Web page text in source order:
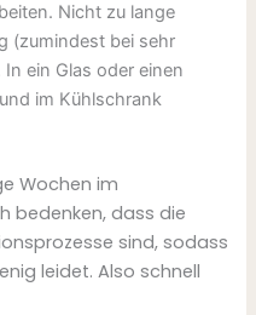
Nicht zu lange
(zumindest bei sehr
ein Glas oder einen
im Kühlschrank
Wochen im
bedenken, dass die
sind, sodass
leidet. Also schnell